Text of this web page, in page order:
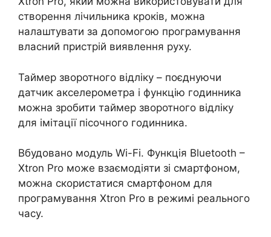
створення лічильника кроків, можна
налаштувати за допомогою програмування
власний пристрій виявлення руху.
Таймер зворотного відліку – поєднуючи
датчик акселерометра і функцію годинника
можна зробити таймер зворотного відліку
для імітації пісочного годинника.
Вбудовано модуль Wi-Fi. Функція Bluetooth –
Xtron Pro може взаємодіяти зі смартфоном,
можна скористатися смартфоном для
програмування Xtron Pro в режимі реального
часу.